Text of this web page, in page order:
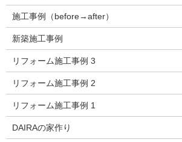
施工事例（before→after）
新築施工事例
リフォーム施工事例 3
リフォーム施工事例 2
リフォーム施工事例 1
DAIRAの家作り